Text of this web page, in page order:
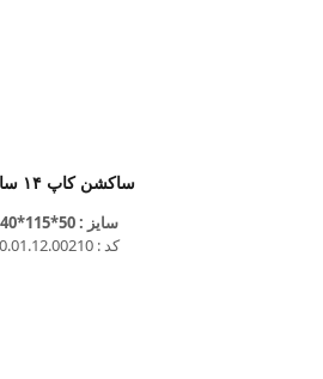
ساکشن کاپ ۱۴ سانتی
سایز : 50*115*140
کد : 10.01.12.00210